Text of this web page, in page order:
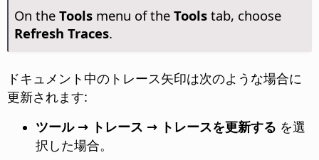
On the Toolsmenu of the Toolstab, choose
Refresh Traces.
ドキュメント中のトレース矢印は次のような場合に
更新されます:
ツール → トレース → トレースを更新する を選
択した場合。